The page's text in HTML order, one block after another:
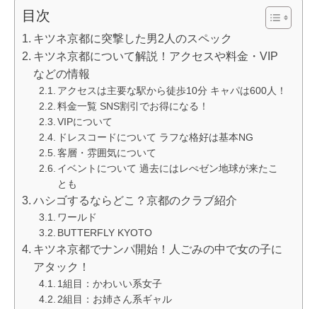
目次
キツネ京都に突撃した男2人のスペック
キツネ京都について解説！アクセスや料金・VIP
などの情報
アクセスは主要な駅から徒歩10分 キャパは600人！
料金一覧 SNS割引でお得になる！
VIPについて
ドレスコードについて ラフな格好は基本NG
客層・雰囲気について
イベントについて 過去にはレぺゼン地球が来たこ
とも
ハシゴするならどこ？京都のクラブ紹介
ワールド
BUTTERFLY KYOTO
キツネ京都でナンパ開始！人ごみの中で女の子に
アタック！
1組目：かわいい系女子
2組目：お姉さん系ギャル